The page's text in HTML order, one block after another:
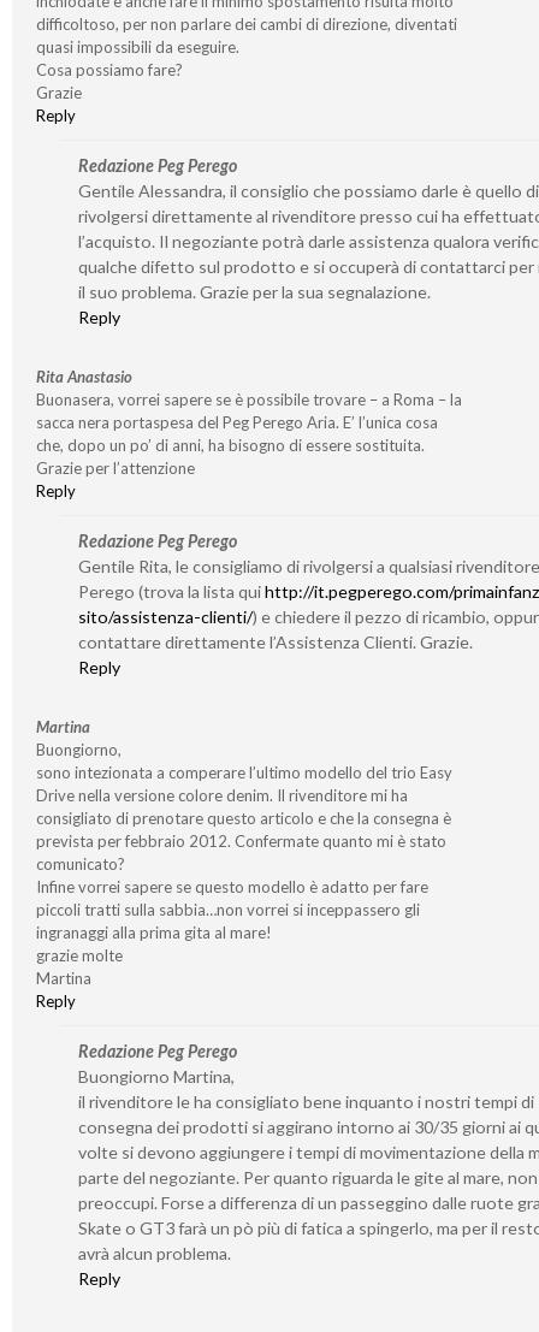
difficoltoso, per non parlare dei cambi di direzione, diventati
quasi impossibili da eseguire.
Cosa possiamo fare?
Grazie
Reply
Redazione Peg Perego
Gentile Alessandra, il consiglio che possiamo darle è quello di
rivolgersi direttamente al rivenditore presso cui ha
l’acquisto. Il negoziante potrà darle assistenza qualora
qualche difetto sul prodotto e si occuperà di contattarci per
il suo problema. Grazie per la sua segnalazione.
Reply
Rita Anastasio
Buonasera, vorrei sapere se è possibile trovare – a Roma – la
sacca nera portaspesa del Peg Perego Aria. E’ l’unica cosa
che, dopo un po’ di anni, ha bisogno di essere sostituita.
Grazie per l’attenzione
Reply
Redazione Peg Perego
Gentile Rita, le consigliamo di rivolgersi a qualsiasi
Perego (trova la lista quihttp://it.pegperego.com/
sito/assistenza-clienti/) e chiedere il pezzo di ricambio,
contattare direttamente l’Assistenza Clienti. Grazie.
Reply
Martina
Buongiorno,
sono intezionata a comperare l’ultimo modello del trio Easy
Drive nella versione colore denim. Il rivenditore mi ha
consigliato di prenotare questo articolo e che la consegna è
prevista per febbraio 2012. Confermate quanto mi è stato
comunicato?
Infine vorrei sapere se questo modello è adatto per fare
piccoli tratti sulla sabbia…non vorrei si inceppassero gli
ingranaggi alla prima gita al mare!
grazie molte
Martina
Reply
Redazione Peg Perego
Buongiorno Martina,
il rivenditore le ha consigliato bene inquanto i nostri tempi di
consegna dei prodotti si aggirano intorno ai 30/35 giorni ai
volte si devono aggiungere i tempi di movimentazione della
parte del negoziante. Per quanto riguarda le gite al mare,
preoccupi. Forse a differenza di un passeggino dalle ruote
Skate o GT3 farà un pò più di fatica a spingerlo, ma per il
avrà alcun problema.
Reply